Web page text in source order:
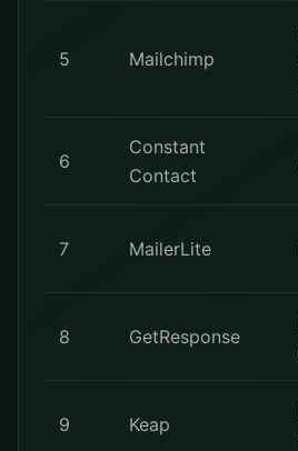
5 Mailchimp
6
Constant
Contact
7 MailerLite
8 GetResponse
9 Keap